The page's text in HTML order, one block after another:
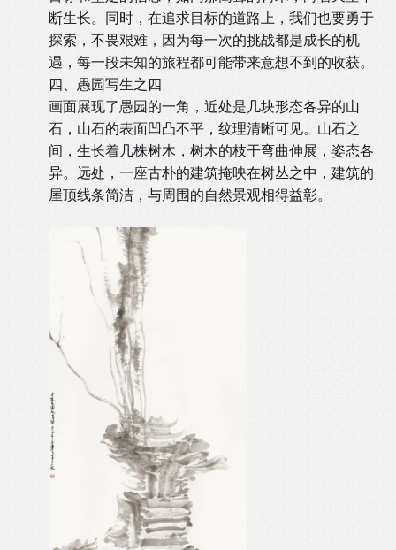
断生长。同时，在追求目标的道路上，我们也要勇于
探索，不畏艰难，因为每一次的挑战都是成长的机
遇，每一段未知的旅程都可能带来意想不到的收获。
四、愚园写生之四
画面展现了愚园的一角，近处是几块形态各异的山
石，山石的表面凹凸不平，纹理清晰可见。山石之
间，生长着几株树木，树木的枝干弯曲伸展，姿态各
异。远处，一座古朴的建筑掩映在树丛之中，建筑的
屋顶线条简洁，与周围的自然景观相得益彰。